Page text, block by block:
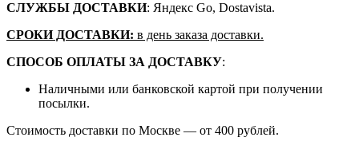
СЛУЖБЫ ДОСТАВКИ: Яндекс Go, Dostavista.
СРОКИ ДОСТАВКИ: в день заказа доставки.
СПОСОБ ОПЛАТЫ ЗА ДОСТАВКУ:
Наличными или банковской картой при получении
посылки.
Стоимость доставки по Москве — от 400 рублей.